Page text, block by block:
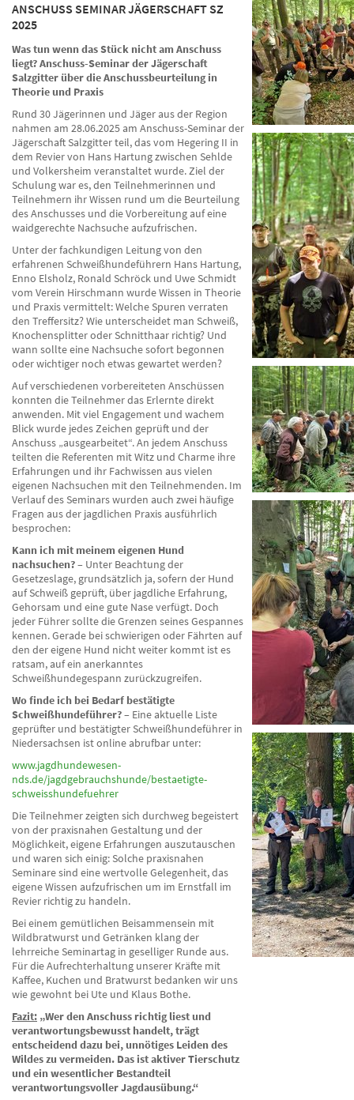
ANSCHUSS SEMINAR JÄGERSCHAFT SZ
2025
Was tun wenn das Stück nicht am Anschuss
liegt? Anschuss-Seminar der Jägerschaft
Salzgitter über die Anschussbeurteilung in
Theorie und Praxis
Rund 30 Jägerinnen und Jäger aus der Region
nahmen am 28.06.2025 am Anschuss-Seminar der
Jägerschaft Salzgitter teil, das vom Hegering II in
dem Revier von Hans Hartung zwischen Sehlde
und Volkersheim veranstaltet wurde. Ziel der
Schulung war es, den Teilnehmerinnen und
Teilnehmern ihr Wissen rund um die Beurteilung
des Anschusses und die Vorbereitung auf eine
waidgerechte Nachsuche aufzufrischen.
Unter der fachkundigen Leitung von den
erfahrenen Schweißhundeführern Hans Hartung,
Enno Elsholz, Ronald Schröck und Uwe Schmidt
vom Verein Hirschmann wurde Wissen in Theorie
und Praxis vermittelt: Welche Spuren verraten
den Treffersitz? Wie unterscheidet man Schweiß,
Knochensplitter oder Schnitthaar richtig? Und
wann sollte eine Nachsuche sofort begonnen
oder wichtiger noch etwas gewartet werden?
Auf verschiedenen vorbereiteten Anschüssen
konnten die Teilnehmer das Erlernte direkt
anwenden. Mit viel Engagement und wachem
Blick wurde jedes Zeichen geprüft und der
Anschuss „ausgearbeitet“. An jedem Anschuss
teilten die Referenten mit Witz und Charme ihre
Erfahrungen und ihr Fachwissen aus vielen
eigenen Nachsuchen mit den Teilnehmenden. Im
Verlauf des Seminars wurden auch zwei häufige
Fragen aus der jagdlichen Praxis ausführlich
besprochen:
Kann ich mit meinem eigenen Hund
nachsuchen?– Unter Beachtung der
Gesetzeslage, grundsätzlich ja, sofern der Hund
auf Schweiß geprüft, über jagdliche Erfahrung,
Gehorsam und eine gute Nase verfügt. Doch
jeder Führer sollte die Grenzen seines Gespannes
kennen. Gerade bei schwierigen oder Fährten auf
den der eigene Hund nicht weiter kommt ist es
ratsam, auf ein anerkanntes
Schweißhundegespann zurückzugreifen.
Wo finde ich bei Bedarf bestätigte
Schweißhundeführer?– Eine aktuelle Liste
geprüfter und bestätigter Schweißhundeführer in
Niedersachsen ist online abrufbar unter:
www.jagdhundewesen-
nds.de/jagdgebrauchshunde/bestaetigte-
schweisshundefuehrer
Die Teilnehmer zeigten sich durchweg begeistert
von der praxisnahen Gestaltung und der
Möglichkeit, eigene Erfahrungen auszutauschen
und waren sich einig: Solche praxisnahen
Seminare sind eine wertvolle Gelegenheit, das
eigene Wissen aufzufrischen um im Ernstfall im
Revier richtig zu handeln.
Bei einem gemütlichen Beisammensein mit
Wildbratwurst und Getränken klang der
lehrreiche Seminartag in geselliger Runde aus.
Für die Aufrechterhaltung unserer Kräfte mit
Kaffee, Kuchen und Bratwurst bedanken wir uns
wie gewohnt bei Ute und Klaus Bothe.
Fazit: „Wer den Anschuss richtig liest und
verantwortungsbewusst handelt, trägt
entscheidend dazu bei, unnötiges Leiden des
Wildes zu vermeiden. Das ist aktiver Tierschutz
und ein wesentlicher Bestandteil
verantwortungsvoller Jagdausübung.“